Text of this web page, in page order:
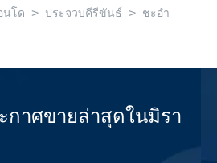
นโด > ประจวบคีรีขันธ์ > ชะอำ
กาศขายล่าสุดในมิรา